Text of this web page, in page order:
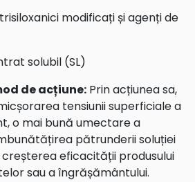
modificați și agenți de
solubil (SL)
de acțiune: Prin acțiunea sa,
tensiunii superficiale a
o mai bună umectare a
pătrunderii soluției
eficacității produsului
sau a îngrășământului.